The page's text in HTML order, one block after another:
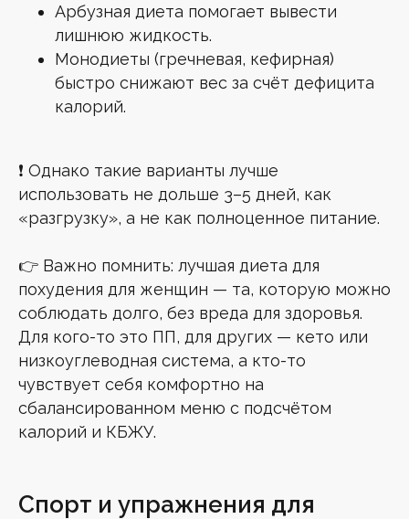
Арбузная диета помогает вывести
лишнюю жидкость.
Монодиеты (гречневая, кефирная)
быстро снижают вес за счёт дефицита
калорий.
❗ Однако такие варианты лучше
использовать не дольше 3–5 дней, как
«разгрузку», а не как полноценное питание.
👉 Важно помнить: лучшая диета для
похудения для женщин — та, которую можно
соблюдать долго, без вреда для здоровья.
Для кого-то это ПП, для других — кето или
низкоуглеводная система, а кто-то
чувствует себя комфортно на
сбалансированном меню с подсчётом
калорий и КБЖУ.
Спорт и упражнения для